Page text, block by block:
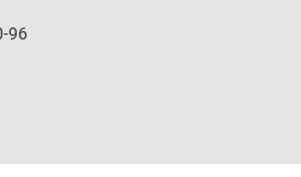
96